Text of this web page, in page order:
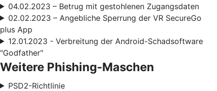
04.02.2023 – Betrug mit gestohlenen Zugangsdaten
02.02.2023 – Angebliche Sperrung der VR SecureGo
plus App
12.01.2023 - Verbreitung der Android-Schadsoftware
"Godfather"
Weitere Phishing-Maschen
PSD2-Richtlinie